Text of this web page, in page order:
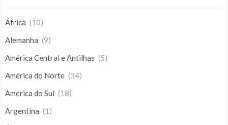
África (10)
Alemanha (9)
América Central e Antilhas (5)
América do Norte (34)
América do Sul (18)
Argentina (1)